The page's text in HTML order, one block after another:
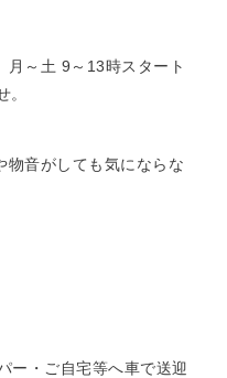
月～土 9～13時スタート
物音がしても気にならな
ー・ご自宅等へ車で送迎